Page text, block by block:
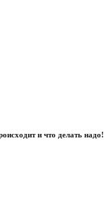
и что делать надо!